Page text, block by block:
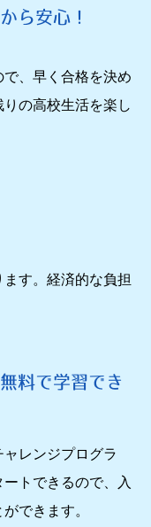
ら安心！
、早く合格を決め
の高校生活を楽し
す。経済的な負担
料で学習でき
レンジプログラ
トできるので、入
できます。